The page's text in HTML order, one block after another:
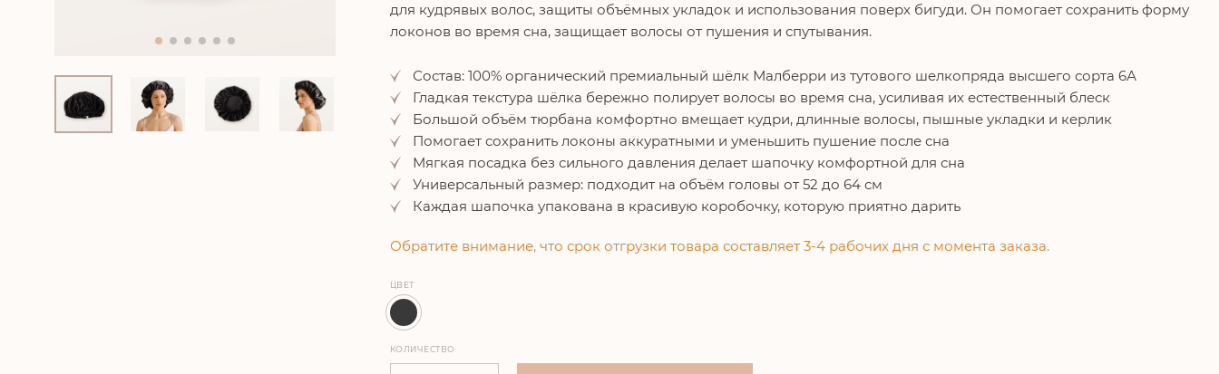
для кудрявых волос, защиты объёмных укладок и использования поверх бигуди. Он помогает сохранить форму
локонов во время сна, защищает волосы от пушения и спутывания.
Состав: 100% органический премиальный шёлк Малберри из тутового шелкопряда высшего сорта 6А
Гладкая текстура шёлка бережно полирует волосы во время сна, усиливая их естественный блеск
Большой объём тюрбана комфортно вмещает кудри, длинные волосы, пышные укладки и керлик
Помогает сохранить локоны аккуратными и уменьшить пушение после сна
Мягкая посадка без сильного давления делает шапочку комфортной для сна
Универсальный размер: подходит на объём головы от 52 до 64 см
Каждая шапочка упакована в красивую коробочку, которую приятно дарить
Обратите внимание, что срок отгрузки товара составляет 3-4 рабочих дня с момента заказа.
ЦВЕТ
КОЛИЧЕСТВО